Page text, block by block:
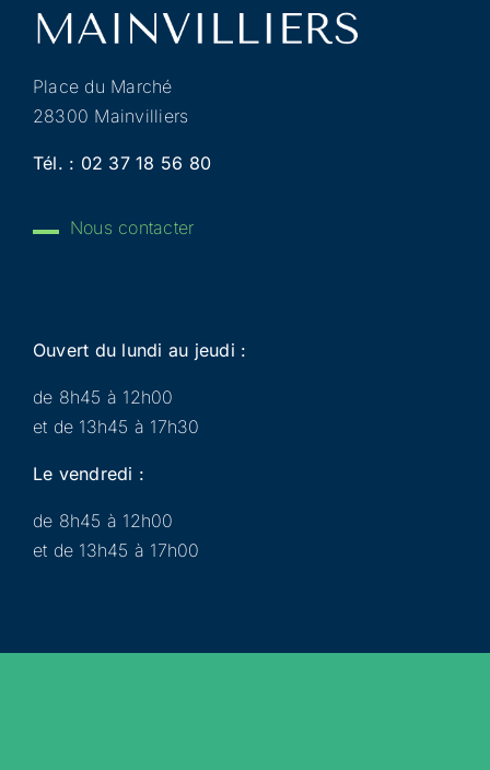
Place du Marché
28300 Mainvilliers
Tél. : 02 37 18 56 80
Nous contacter
Ouvert du lundi au jeudi :
de 8h45 à 12h00
et de 13h45 à 17h30
Le vendredi :
de 8h45 à 12h00
et de 13h45 à 17h00